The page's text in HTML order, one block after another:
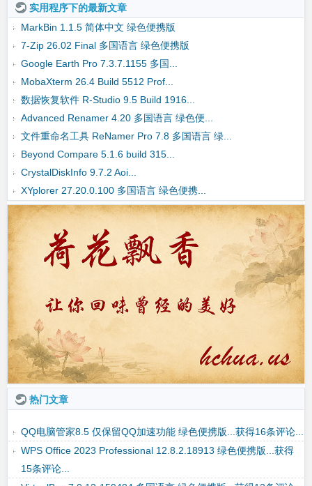
实用程序下的最新文章
MarkBin 1.1.5 简体中文 绿色便携版
7-Zip 26.02 Final 多国语言 绿色便携版
Google Earth Pro 7.3.7.1155 多国...
MobaXterm 26.4 Build 5512 Prof...
数据恢复软件 R-Studio 9.5 Build 1916...
Advanced Renamer 4.20 多国语言 绿色便...
文件重命名工具 ReNamer Pro 7.8 多国语言 绿...
Beyond Compare 5.1.6 build 315...
CrystalDiskInfo 9.7.2 Aoi...
XYplorer 27.20.0.100 多国语言 绿色便携...
热门文章
论...
QQ电脑管家8.5 仅保留QQ加速功能 绿色便携版...获得16条评论...
WPS Office 2023 Professional 12.8.2.18913 绿色便携版...获得